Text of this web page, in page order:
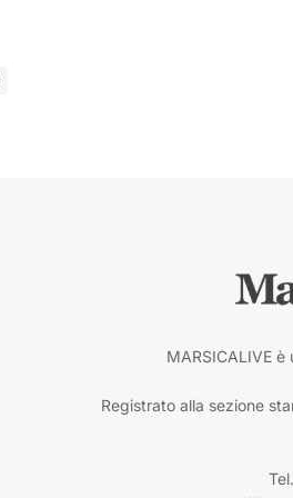
MARSICALIVE
Registrato alla sezione